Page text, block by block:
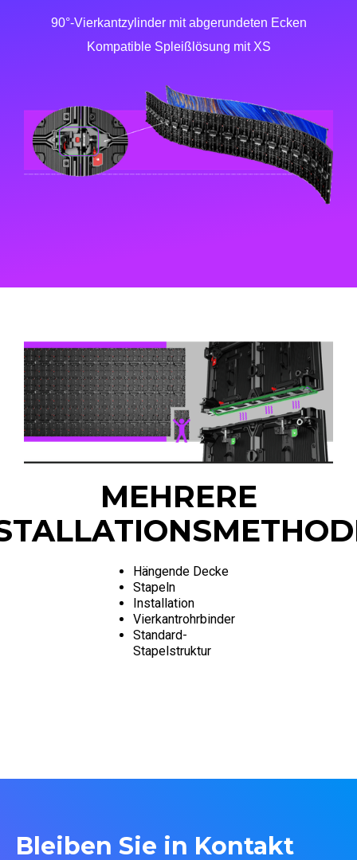
90°-Vierkantzylinder mit abgerundeten Ecken
Kompatible Spleißlösung mit XS
MEHRERE
Hängende Decke
Stapeln
Installation
Vierkantrohrbinder
Standard-
Stapelstruktur
Bleiben Sie in Kontakt